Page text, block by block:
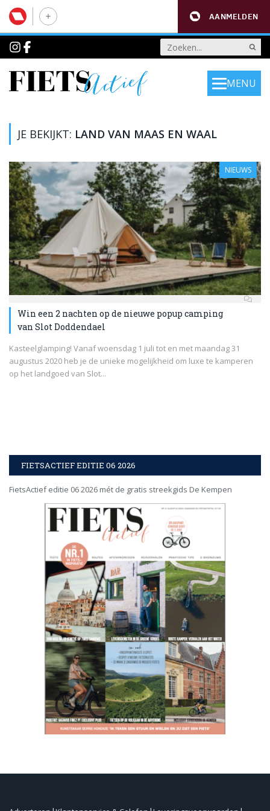
AANMELDEN
MENU
JE BEKIJKT: LAND VAN MAAS EN WAAL
NIEUWS
Win een 2 nachten op de nieuwe popup camping
van Slot Doddendael
Kasteelglamping! Vanaf woensdag 1 juli tot en met maandag 31
augustus 2020 heb je de unieke mogelijkheid om luxe te kamperen
op het landgoed van Slot...
FIETSACTIEF EDITIE 06 2026
FietsActief editie 06 2026 mét de gratis streekgids De Kempen